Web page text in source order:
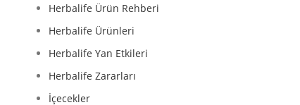
Herbalife Ürün Rehberi
Herbalife Ürünleri
Herbalife Yan Etkileri
Herbalife Zararları
İçecekler